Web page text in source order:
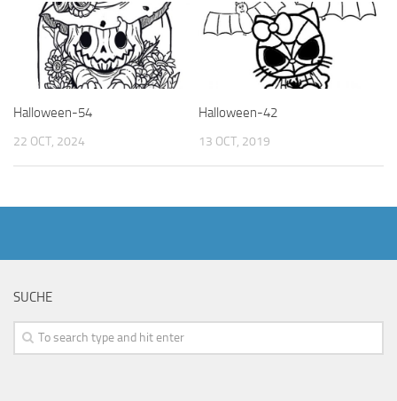
Halloween-54
22 OCT, 2024
Halloween-42
13 OCT, 2019
SUCHE